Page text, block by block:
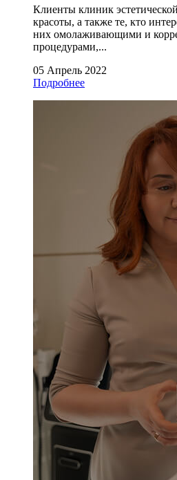
Клиенты клиник
красоты, а также те, кто
них омолаживающими и
процедурами,...
05 Апрель 2022
Подробнее